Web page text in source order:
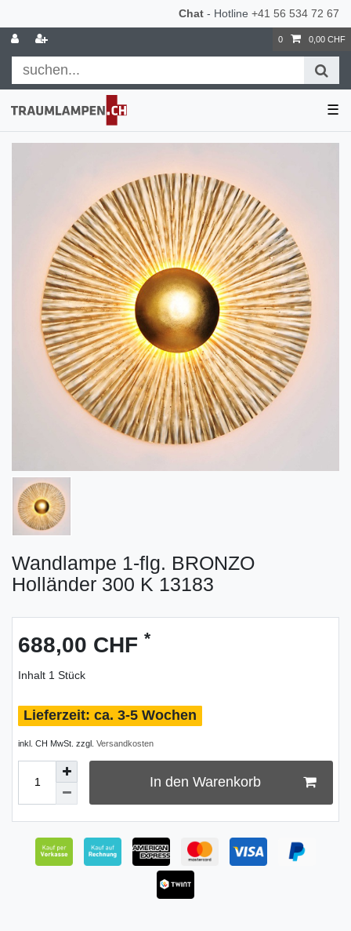
Chat - Hotline +41 56 534 72 67
0 0,00 CHF
☰
Wandlampe 1-flg. BRONZO
Holländer 300 K 13183
688,00 CHF *
Inhalt 1 Stück
ca. 3-5 Wochen
inkl. CH MwSt. zzgl. Versandkosten
In den Warenkorb